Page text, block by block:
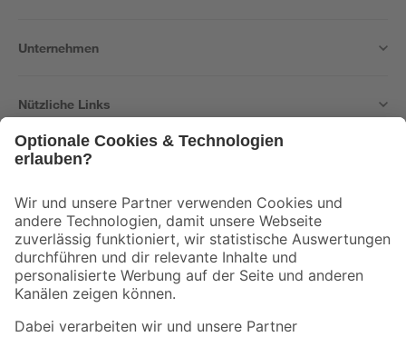
Unternehmen
Nützliche Links
Der toom Newsletter: Keine Angebote und Aktionen mehr verpassen!
Zur Newsletter Anmeldung
Folge uns